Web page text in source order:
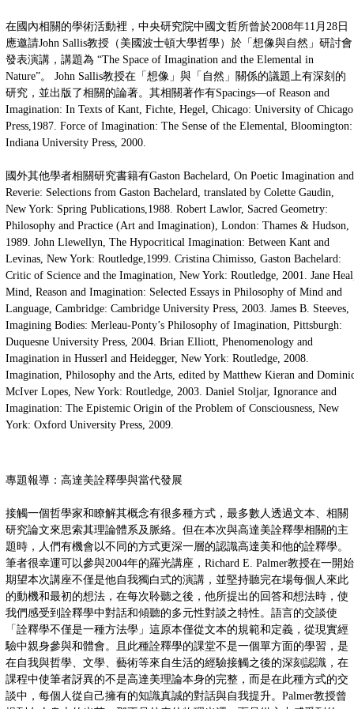
在國內相關的學術活動裡，中央研究院中國文哲所曾於2008年11月28日
應邀請John Sallis教授（美國波士頓大學哲學）於「想像與自然」研討會
發表演講，講題為 “The Space of Imagination and the Elemental in
Nature”。 John Sallis教授在「想像」與「自然」關係的議題上有深刻的
研究，並出版了相關的論著。其相關著作有Spacings—of Reason and
Imagination: In Texts of Kant, Fichte, Hegel, Chicago: University of Chicago
Press,1987. Force of Imagination: The Sense of the Elemental, Bloomington:
Indiana University Press, 2000.
國外其他學者相關研究書籍有Gaston Bachelard, On Poetic Imagination and
Reverie: Selections from Gaston Bachelard, translated by Colette Gaudin,
New York: Spring Publications,1988. Robert Lawlor, Sacred Geometry:
Philosophy and Practice (Art and Imagination), London: Thames & Hudson,
1989. John Llewellyn, The Hypocritical Imagination: Between Kant and
Levinas, New York: Routledge,1999. Cristina Chimisso, Gaston Bachelard:
Critic of Science and the Imagination, New York: Routledge, 2001. Jane
Mind, Reason and Imagination: Selected Essays in Philosophy of Mind and
Language, Cambridge: Cambridge University Press, 2003. James B. Steeves,
Imagining Bodies: Merleau-Ponty’s Philosophy of Imagination, Pittsburgh:
Duquesne University Press, 2004. Brian Elliott, Phenomenology and
Imagination in Husserl and Heidegger, New York: Routledge, 2008.
Imagination, Philosophy and the Arts, edited by Matthew Kieran and
McIver Lopes, New York: Routledge, 2003. Daniel Stoljar, Ignorance and
Imagination: The Epistemic Origin of the Problem of Consciousness, New
York: Oxford University Press, 2009.
專題報導：高達美詮釋學與當代發展
接觸一個哲學家和瞭解其概念有很多種方式，最多數人透過文本、相關
研究論文來思索其理論體系及脈絡。但在本次與高達美詮釋學相關的主
題時，人們有機會以不同的方式更深一層的認識高達美和他的詮釋學。
筆者很幸運可以參與2004年的羅光講座，Richard E. Palmer教授在一開始
期望本次講座不僅是他自我獨白式的演講，並堅持聽完在場每個人來此
的動機和最初的想法，在每次聆聽之後，他所提出的回答和想法時，使
我們感受到詮釋學中對話和傾聽的多元性對談之特性。語言的交談使
「詮釋學不僅是一種方法學」這原本僅從文本的規範和定義，從現實經
驗中親身參與和體會。且此種詮釋學的課堂不是一個單方面的學習，是
在自我與哲學、文學、藝術等來自生活的經驗接觸之後的深刻認識，在
課程中使筆者訝異的不是高達美理論本身的完整，而是在此種方式的交
談中，每個人從自己擁有的知識真誠的對話與自我提升。Palmer教授曾